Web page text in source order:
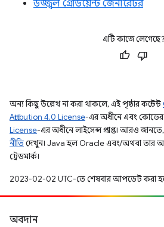
উজ্জ্বল গ্রেডিয়েন্ট জেনারেটর
এটি কাজে লেগেছে?
অন্য কিছু উল্লেখ না করা থাকলে, এই পৃষ্ঠার কন্টেন্ট
Attribution 4.0 License-এর অধীনে এবং
License-এর অধীনে লাইসেন্স প্রাপ্ত। আরও জানতে,
নীতিদেখুন। Java হল Oracle এবং/অথবা তার
ট্রেডমার্ক।
2023-02-02 UTC-তে শেষবার আপডেট করা
অবদান